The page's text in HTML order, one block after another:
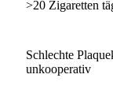
>20 Zigaretten
Schlechte
unkooperativ